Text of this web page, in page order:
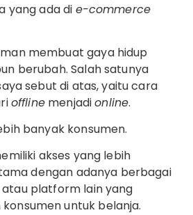
yang ada di e-commerce
membuat gaya hidup
berubah. Salah satunya
sebut di atas, yaitu cara
offlinemenjadionline.
banyak konsumen.
akses yang lebih
dengan adanya berbagai
atau platform lain yang
untuk belanja.